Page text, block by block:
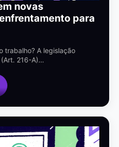
novas
para
trabalho? A legislação
216-A)…